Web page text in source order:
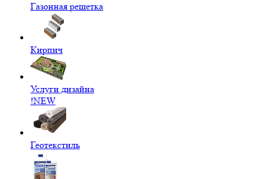
Газонная решетка
Кирпич
Услуги дизайна
!NEW
Геотекстиль